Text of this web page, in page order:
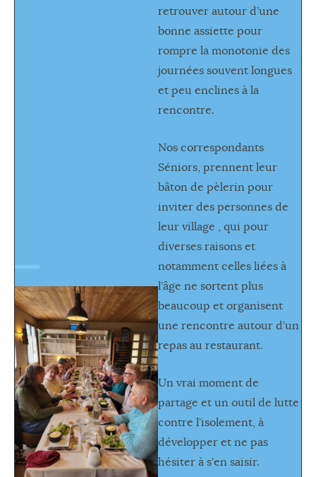
retrouver autour d’une
bonne assiette pour
rompre la monotonie des
journées souvent longues
et peu enclines à la
rencontre.
Nos correspondants
Séniors, prennent leur
bâton de pèlerin pour
inviter des personnes de
leur village , qui pour
diverses raisons et
notamment celles liées à
l’âge ne sortent plus
beaucoup et organisent
une rencontre autour d’un
repas au restaurant.
Un vrai moment de
partage et un outil de lutte
contre l’isolement, à
développer et ne pas
hésiter à s’en saisir.